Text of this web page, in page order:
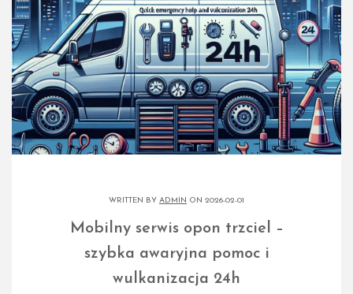
WRITTEN BY ADMIN ON 2026-02-01
Mobilny serwis opon trzciel –
szybka awaryjna pomoc i
wulkanizacja 24h